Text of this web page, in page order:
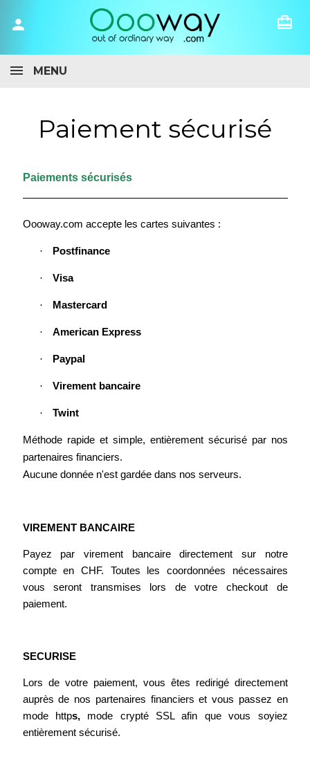
person card_travel
MENU
Paiement sécurisé
Paiements sécurisés
Oooway.com accepte les cartes suivantes :
· Postfinance
· Visa
· Mastercard
· American Express
· Paypal
· Virement bancaire
· Twint
Méthode rapide et simple, entièrement sécurisé par nos
partenaires financiers.
Aucune donnée n'est gardée dans nos serveurs.
VIREMENT BANCAIRE
Payez par virement bancaire directement sur notre
compte en CHF. Toutes les coordonnées nécessaires
vous seront transmises lors de votre checkout de
paiement.
SECURISE
Lors de votre paiement, vous êtes redirigé directement
auprès de nos partenaires financiers et vous passez en
mode https, mode crypté SSL afin que vous soyiez
entièrement sécurisé.